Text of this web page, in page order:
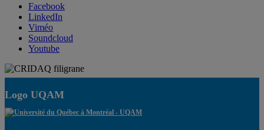
Facebook
LinkedIn
Viméo
Soundcloud
Youtube
Logo UQAM